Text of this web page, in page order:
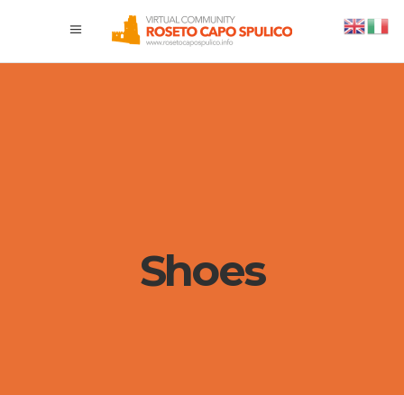
Shoes